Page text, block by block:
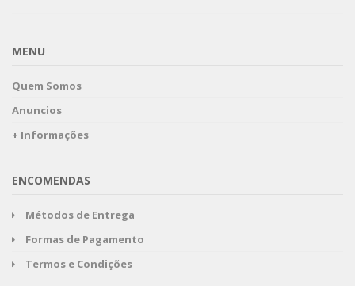
MENU
Quem Somos
Anuncios
+ Informações
ENCOMENDAS
Métodos de Entrega
Formas de Pagamento
Termos e Condições